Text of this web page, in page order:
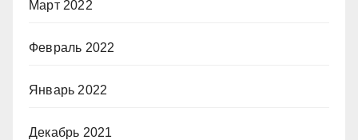
Март 2022
Февраль 2022
Январь 2022
Декабрь 2021